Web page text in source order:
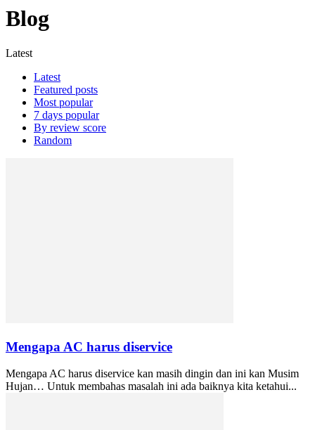
Blog
Latest
Latest
Featured posts
Most popular
7 days popular
By review score
Random
Mengapa AC harus diservice
Mengapa AC harus diservice kan masih dingin dan ini kan Musim
Hujan… Untuk membahas masalah ini ada baiknya kita ketahui...